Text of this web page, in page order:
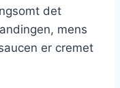
det
mens
er cremet